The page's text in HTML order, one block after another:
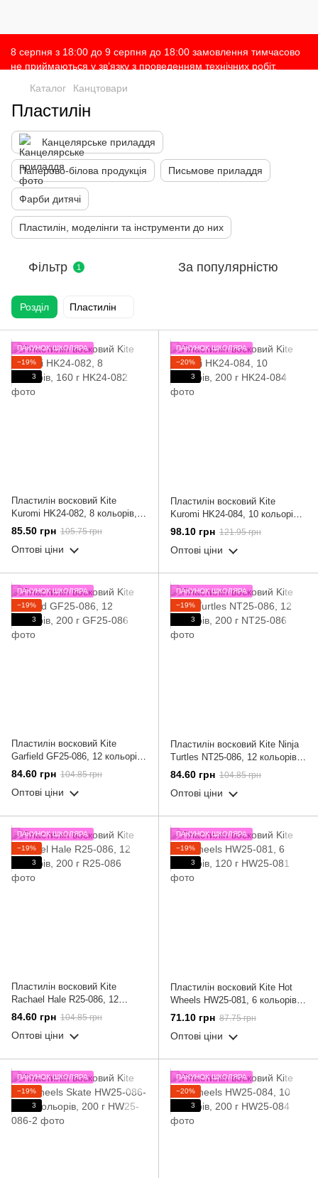
8 серпня з 18:00 до 9 серпня до 18:00 замовлення тимчасово
не приймаються у зв’язку з проведенням технічних робіт.
за розуміння 💛
Каталог Канцтовари
Пластилін
Канцелярське приладдя
Паперово-білова продукція Письмове приладдя
Фарби дитячі
Пластилін, моделінги та інструменти до них
Фільтр 1 За популярністю
Розділ Пластилін
ПАКУНОК ШКОЛЯРА
−19%
3
Пластилін восковий Kite
Kuromi HK24-082, 8 кольорів,
160 г
85.50 грн 105.75 грн
Оптові ціни
ПАКУНОК ШКОЛЯРА
−20%
3
Пластилін восковий Kite
Kuromi HK24-084, 10 кольорів,
200 г
98.10 грн 121.95 грн
Оптові ціни
ПАКУНОК ШКОЛЯРА
−19%
3
Пластилін восковий Kite
Garfield GF25-086, 12 кольорів,
200 г
84.60 грн 104.85 грн
Оптові ціни
ПАКУНОК ШКОЛЯРА
−19%
3
Пластилін восковий Kite Ninja
Turtles NT25-086, 12 кольорів,
200 г
84.60 грн 104.85 грн
Оптові ціни
ПАКУНОК ШКОЛЯРА
−19%
3
Пластилін восковий Kite
Rachael Hale R25-086, 12
кольорів, 200 г
84.60 грн 104.85 грн
Оптові ціни
ПАКУНОК ШКОЛЯРА
−19%
3
Пластилін восковий Kite Hot
Wheels HW25-081, 6 кольорів,
120 г
71.10 грн 87.75 грн
Оптові ціни
ПАКУНОК ШКОЛЯРА
−19%
3
ПАКУНОК ШКОЛЯРА
−20%
3